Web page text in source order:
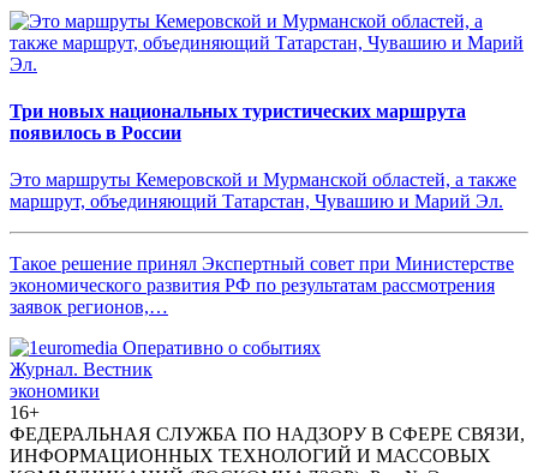
Три новых национальных туристических маршрута
появилось в России
Это маршруты Кемеровской и Мурманской областей, а также
маршрут, объединяющий Татарстан, Чувашию и Марий Эл.
Такое решение принял Экспертный совет при Министерстве
экономического развития РФ по результатам рассмотрения
заявок регионов,…
Журнал. Вестник
экономики
16+
ФЕДЕРАЛЬНАЯ СЛУЖБА ПО НАДЗОРУ В СФЕРЕ СВЯЗИ,
ИНФОРМАЦИОННЫХ ТЕХНОЛОГИЙ И МАССОВЫХ